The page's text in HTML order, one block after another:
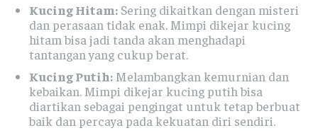
Kucing Hitam: Sering dikaitkan dengan misteri
dan perasaan tidak enak. Mimpi dikejar kucing
hitam bisa jadi tanda akan menghadapi
tantangan yang cukup berat.
Kucing Putih: Melambangkan kemurnian dan
kebaikan. Mimpi dikejar kucing putih bisa
diartikan sebagai pengingat untuk tetap berbuat
baik dan percaya pada kekuatan diri sendiri.